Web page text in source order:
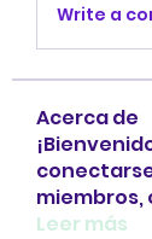
Write a
Acerca de
miembros,
Leer más